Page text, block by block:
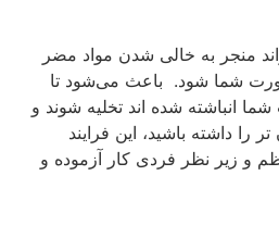
منجر به خالی شدن مواد مضر
شما شود. باعث می‌شود تا
شده اند تخلیه شوند و
باشید، این فرایند
زیر نظر فردی کار آزموده و